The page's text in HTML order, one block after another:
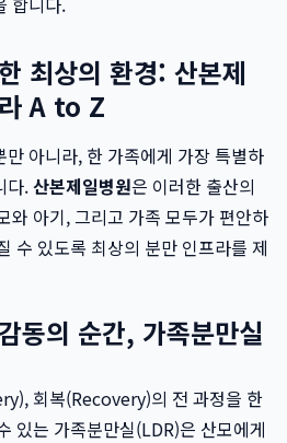
최상의 환경: 산본제
A to Z
아니라, 한 가족에게 가장 특별하
다.산본제일병원은 이러한 출산의
와 아기, 그리고 가족 모두가 편안하
수 있도록 최상의 분만 인프라를 제
동의 순간, 가족분만실
회복(Recovery)의 전 과정을 한
있는 가족분만실(LDR)은 산모에게